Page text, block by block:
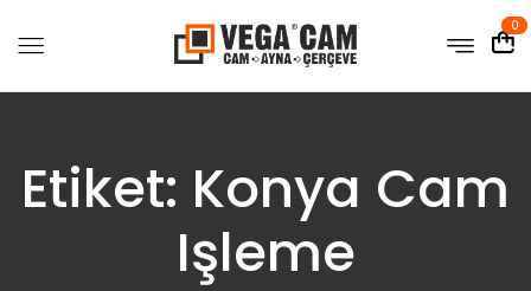
0
Etiket: Konya Cam
Işleme